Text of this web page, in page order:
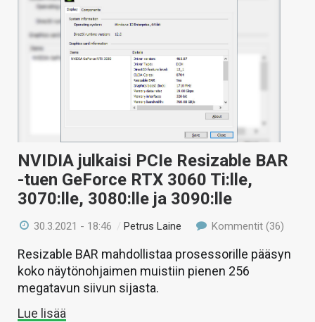
NVIDIA julkaisi PCIe Resizable BAR
-tuen GeForce RTX 3060 Ti:lle,
3070:lle, 3080:lle ja 3090:lle
30.3.2021 - 18:46 /Petrus Laine Kommentit (36)
Resizable BAR mahdollistaa prosessorille pääsyn
koko näytönohjaimen muistiin pienen 256
megatavun siivun sijasta.
Lue lisää